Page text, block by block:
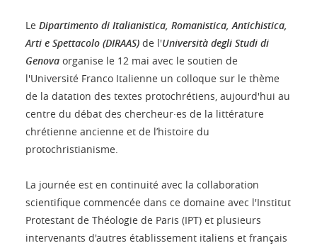
Le Dipartimento di Italianistica, Romanistica, Antichistica,
Arti e Spettacolo (DIRAAS) de l'Università degli Studi di
Genova organise le 12 mai avec le soutien de
l'Université Franco Italienne un colloque sur le thème
de la datation des textes protochrétiens, aujourd'hui au
centre du débat des chercheur·es de la littérature
chrétienne ancienne et de l’histoire du
protochristianisme.
La journée est en continuité avec la collaboration
scientifique commencée dans ce domaine avec l'Institut
Protestant de Théologie de Paris (IPT) et plusieurs
intervenants d'autres établissement italiens et français